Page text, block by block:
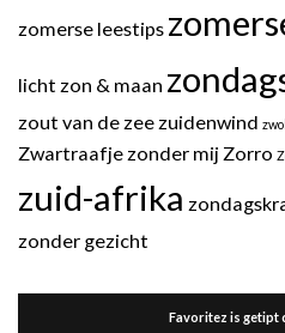
zomerse leestips
licht zon & maan
zout van de zee zuidenwind
Zwartraafje zonder mij Zorro
zuid-afrika
zonder gezicht
Favoritez is getipt